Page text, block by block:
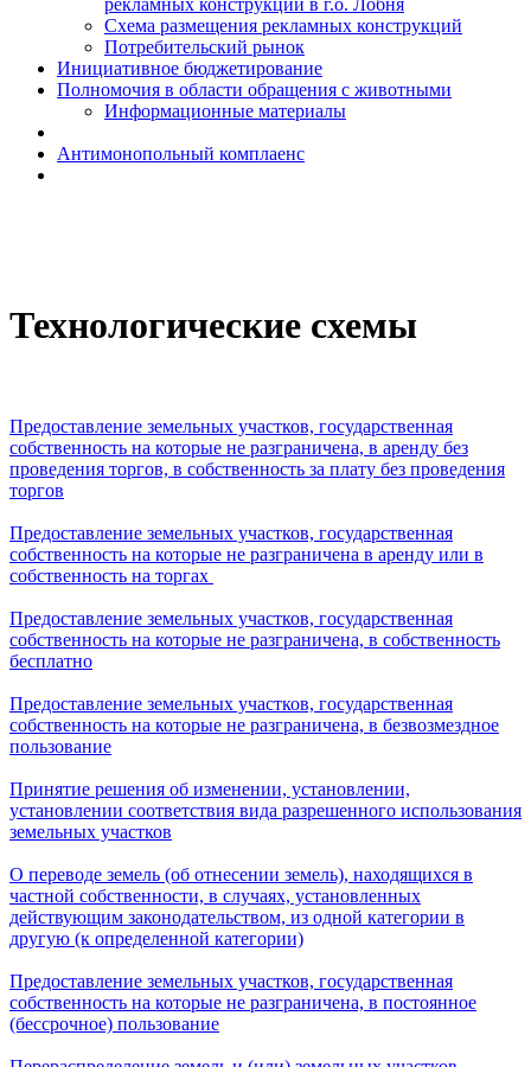
рекламных конструкций в г.о. Лобня
Схема размещения рекламных конструкций
Потребительский рынок
Инициативное бюджетирование
Полномочия в области обращения с животными
Информационные материалы
Антимонопольный комплаенс
Технологические схемы
Предоставление земельных участков, государственная
собственность на которые не разграничена, в аренду без
проведения торгов, в собственность за плату без проведения
торгов
Предоставление земельных участков, государственная
собственность на которые не разграничена в аренду или в
собственность на торгах
Предоставление земельных участков, государственная
собственность на которые не разграничена, в собственность
бесплатно
Предоставление земельных участков, государственная
собственность на которые не разграничена, в безвозмездное
пользование
Принятие решения об изменении, установлении,
установлении соответствия вида разрешенного использования
земельных участков
О переводе земель (об отнесении земель), находящихся в
частной собственности, в случаях, установленных
действующим законодательством, из одной категории в
другую (к определенной категории)
Предоставление земельных участков, государственная
собственность на которые не разграничена, в постоянное
(бессрочное) пользование